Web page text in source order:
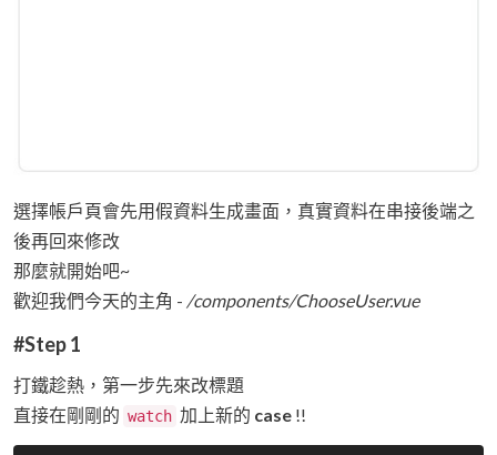
選擇帳戶頁會先用假資料生成畫面，真實資料在串接後端之
後再回來修改
那麼就開始吧~
歡迎我們今天的主角 - /components/ChooseUser.vue
#Step 1
打鐵趁熱，第一步先來改標題
直接在剛剛的 watch 加上新的 case !!